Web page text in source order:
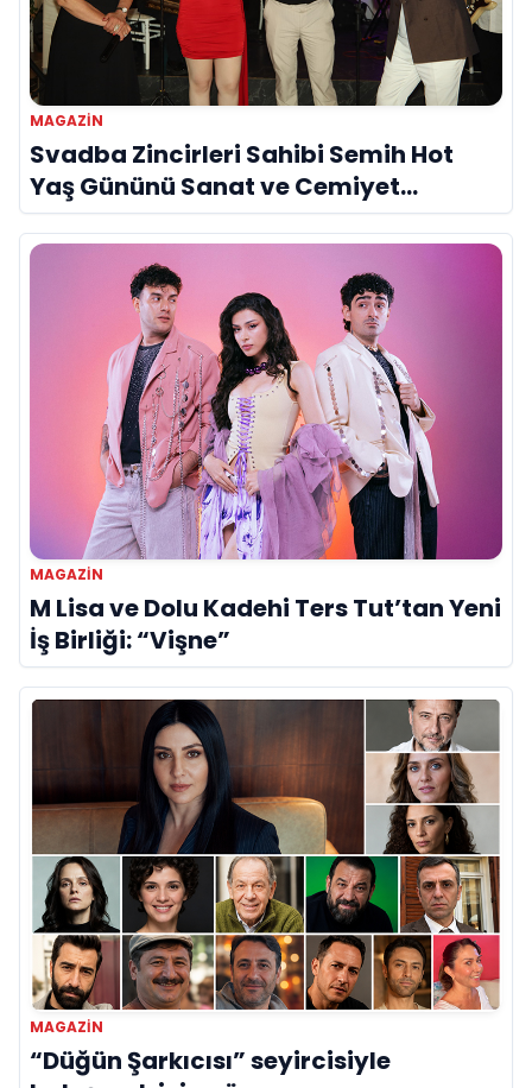
MAGAZIN
Svadba Zincirleri Sahibi Semih Hot
Yaş Gününü Sanat ve Cemiyet
Dünyasının Ünlü İsimleriyle Kutladı!
MAGAZIN
M Lisa ve Dolu Kadehi Ters Tut’tan Yeni
İş Birliği: “Vişne”
MAGAZIN
“Düğün Şarkıcısı” seyircisiyle